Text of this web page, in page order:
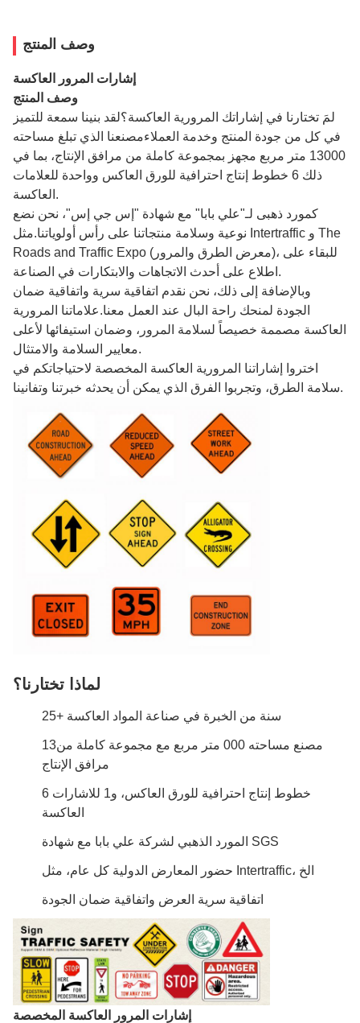
وصف المنتج
إشارات المرور العاكسة
وصف المنتج
لمَ تختارنا في إشاراتك المرورية العاكسة؟لقد بنينا سمعة للتميز
في كل من جودة المنتج وخدمة العملاءمصنعنا الذي تبلغ مساحته
13000 متر مربع مجهز بمجموعة كاملة من مرافق الإنتاج، بما في
ذلك 6 خطوط إنتاج احترافية للورق العاكس وواحدة للعلامات
العاكسة.
كمورد ذهبى لـ"علي بابا" مع شهادة "إس جي إس"، نحن نضع
نوعية وسلامة منتجاتنا على رأس أولوياتنا.مثل Intertraffic و The
Roads and Traffic Expo (معرض الطرق والمرور)، للبقاء على
اطلاع على أحدث الاتجاهات والابتكارات في الصناعة.
وبالإضافة إلى ذلك، نحن نقدم اتفاقية سرية واتفاقية ضمان
الجودة لمنحك راحة البال عند العمل معنا.علاماتنا المرورية
العاكسة مصممة خصيصاً لسلامة المرور، وضمان استيفائها لأعلى
معايير السلامة والامتثال.
اختروا إشاراتنا المرورية العاكسة المخصصة لاحتياجاتكم في
سلامة الطرق، وتجربوا الفرق الذي يمكن أن يحدثه خبرتنا وتفانينا.
لماذا تختارنا؟
25+ سنة من الخبرة في صناعة المواد العاكسة
13مصنع مساحته 000 متر مربع مع مجموعة كاملة من
مرافق الإنتاج
6 خطوط إنتاج احترافية للورق العاكس، و1 للاشارات
العاكسة
المورد الذهبي لشركة علي بابا مع شهادة SGS
حضور المعارض الدولية كل عام، مثل Intertraffic، الخ
اتفاقية سرية العرض واتفاقية ضمان الجودة
إشارات المرور العاكسة المخصصة